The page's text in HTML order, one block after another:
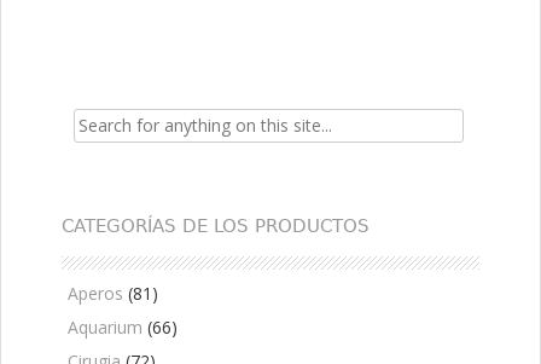
Search for:
CATEGORÍAS DE LOS PRODUCTOS
Aperos (81)
Aquarium (66)